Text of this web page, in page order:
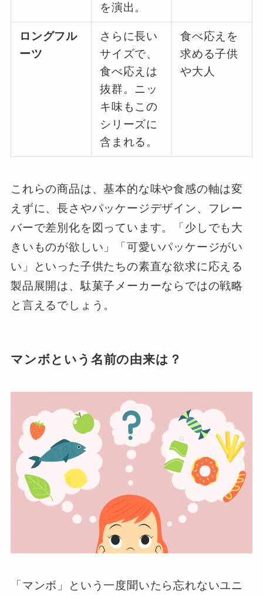
を演出。
ロングフル
ーツ
さらに長い
サイズで、
食べ応えは
抜群。ニッ
キ味もこの
シリーズに
含まれる。
食べ応えを
求める子供
や大人
これらの商品は、基本的な味や食感の軸は変
えずに、長さやパッケージデザイン、フレー
バーで差別化を図っています。「少しでも大
きいものが欲しい」「可愛いパッケージがい
い」といった子供たちの素直な欲求に応える
製品展開は、駄菓子メーカーならではの戦略
と言えるでしょう。
マンボという名前の由来は？
「マンボ」という一度聞いたら忘れないユニ